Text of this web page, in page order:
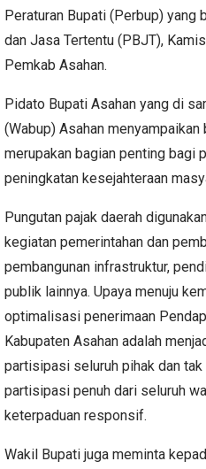
Peraturan Bupati (Perbup) yang
dan Jasa Tertentu (PBJT),
Pemkab Asahan.
Pidato Bupati Asahan yang di
(Wabup) Asahan
merupakan bagian penting bagi
peningkatan kesejahteraan
Pungutan pajak daerah
kegiatan pemerintahan dan
pembangunan infrastruktur,
publik lainnya. Upaya menuju
optimalisasi penerimaan
Kabupaten Asahan adalah
partisipasi seluruh pihak dan
partisipasi penuh dari seluruh
keterpaduan responsif.
Wakil Bupati juga meminta